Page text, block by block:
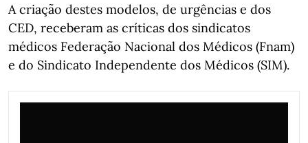
A criação destes modelos, de urgências e dos
CED, receberam as críticas dos sindicatos
médicos Federação Nacional dos Médicos (Fnam)
e do Sindicato Independente dos Médicos (SIM).